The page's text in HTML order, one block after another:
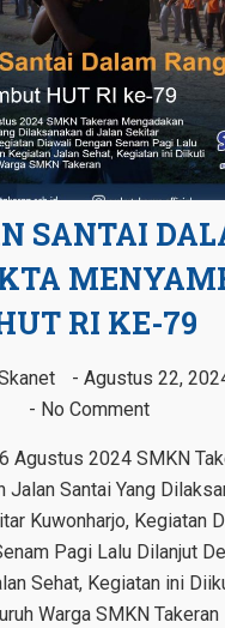
SANTAI
RI KE-79
Agustus 22,
No Comment
Agustus 2024 SMKN
Jalan Santai Yang
Kuwonharjo, Kegiatan
Pagi Lalu Dilanjut
Sehat, Kegiatan ini
Warga SMKN Takeran